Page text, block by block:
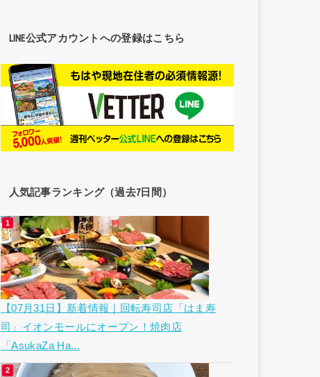
LINE公式アカウントへの登録はこちら
人気記事ランキング（過去7日間）
【07月31日】新着情報｜回転寿司店「はま寿
司」イオンモールにオープン！焼肉店
「AsukaZa Ha...